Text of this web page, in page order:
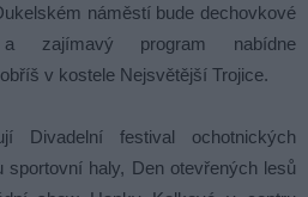
náměstí bude dechovkové
zajímavý program nabídne
v kostele Nejsvětější Trojice.
Divadelní festival ochotnických
haly, Den otevřených lesů